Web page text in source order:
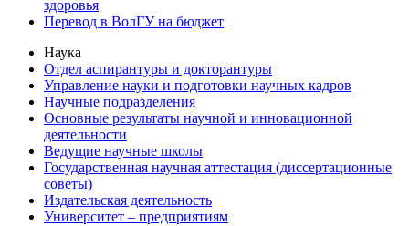
здоровья
Перевод в ВолГУ на бюджет
Наука
Отдел аспирантуры и докторантуры
Управление науки и подготовки научных кадров
Научные подразделения
Основные результаты научной и инновационной
деятельности
Ведущие научные школы
Государственная научная аттестация (диссертационные
советы)
Издательская деятельность
Университет – предприятиям